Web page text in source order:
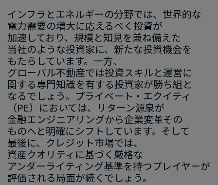
インフラと​エネルギーの​分野では、​世界的な​
電力需要の​増大に​応えるべく​投資が​
加速しており、​規模と​知見を​兼ね備えた​
当社のような​投資家に、​新たな​投資機会を​
もたらしています。​一方、​
グローバル不動産では​投資スキルと​運営に​
関する​専門知識を​有する​投資家が​勝ち組と​
なるでしょう。​プライベート・エクイティ​
（PE）に​おいては、​リターン源泉が​
金融エンジニアリングから​企業変革​その​
ものへと​明確に​シフトしています。​そして​
最後に、​クレジット市場では、​
資産クオリティに​基づく​厳格な​
アンダーライティング基準を​持つプレイヤーが​
評価される​局面が​続くでしょう。